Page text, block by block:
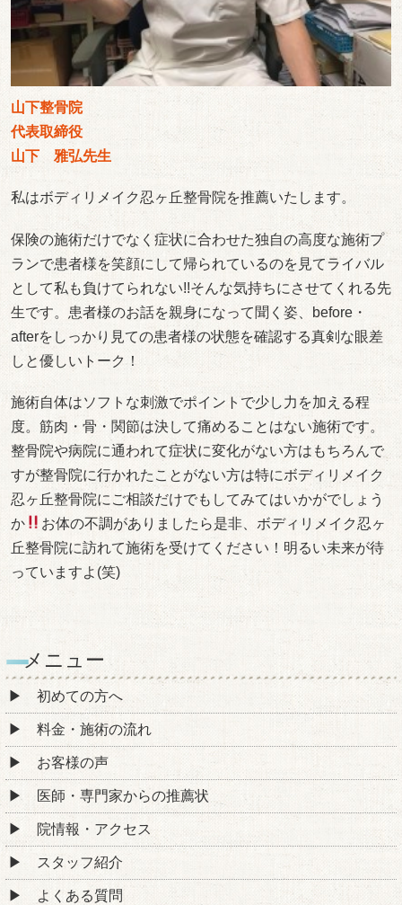
山下整骨院
代表取締役
山下 雅弘先生
私はボディリメイク忍ヶ丘整骨院を推薦いたします。
保険の施術だけでなく症状に合わせた独自の高度な施術プ
ランで患者様を笑顔にして帰られているのを見てライバル
として私も負けてられない!!そんな気持ちにさせてくれる先
生です。患者様のお話を親身になって聞く姿、before・
afterをしっかり見ての患者様の状態を確認する真剣な眼差
しと優しいトーク！
施術自体はソフトな刺激でポイントで少し力を加える程
度。筋肉・骨・関節は決して痛めることはない施術です。
整骨院や病院に通われて症状に変化がない方はもちろんで
すが整骨院に行かれたことがない方は特にボディリメイク
忍ヶ丘整骨院にご相談だけでもしてみてはいかがでしょう
か
お体の不調がありましたら是非、ボディリメイク忍ヶ
丘整骨院に訪れて施術を受けてください！明るい未来が待
っていますよ(笑)
メニュー
初めての方へ
料金・施術の流れ
お客様の声
医師・専門家からの推薦状
院情報・アクセス
スタッフ紹介
よくある質問